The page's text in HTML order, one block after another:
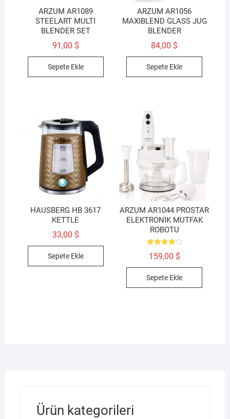
ARZUM AR1089
STEELART MULTI
BLENDER SET
91,00 $
Sepete Ekle
ARZUM AR1056
MAXIBLEND GLASS JUG
BLENDER
84,00 $
Sepete Ekle
HAUSBERG HB 3617
KETTLE
33,00 $
Sepete Ekle
ARZUM AR1044 PROSTAR
ELEKTRONİK MUTFAK
ROBOTU
5
üzerinden
oy aldı
159,00 $
Sepete Ekle
Ürün kategorileri